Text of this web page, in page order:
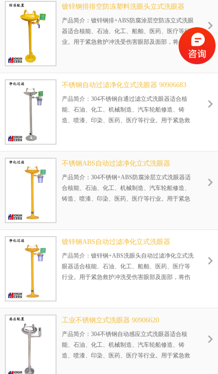
正在使用该产品的部分客户：
北京峰业子公司等等
镀锌钢排排空防冻塑料洗眼头立式洗眼器
90906664-B
产品简介：镀锌钢排+ABS防腐涂层空防冻立式洗眼
器适合核能、石油、化工、船舶、医药、医疗等行
业。用于紧急救护冲洗受伤害眼部及面部，将伤害
减轻，避免二次伤害，其排空防冻装置，保证使用
后洗眼器管道30秒即排空，极其适合寒冷地区安装
使用。
正在使用该产品的部分客户：
龙游县纽基化工有限公司等等
不锈钢自动过滤净化立式洗眼器 90906683
产品简介：304不锈钢自通过滤立式洗眼器适合核
能、石油、化工、机械制造、汽车轮船修造、铸
造、喷漆、印染、医药、医疗等行业。用于紧急救
正在使用该产品的部分客户：
江苏海安石油化工厂、江苏禾本生化有限公司等等
不锈钢ABS自动过滤净化立式洗眼器
90906684
产品简介：304不锈钢+ABS防腐涂层立式洗眼器适
合核能、石油、化工、机械制造、汽车轮船修造、
铸造、喷漆、印染、医药、医疗等行业。用于紧急
正在使用该产品的部分客户：
江苏海安石油化工厂、江苏禾本生化有限公司等等
镀锌钢ABS自动过滤净化立式洗眼器
90906683-B
产品简介：镀锌钢+ABS洗眼头自动过滤净化立式洗
眼器适合核能、石油、化工、船舶、医药、医疗等
行业。用于紧急救护冲洗受伤害眼部及面部，将伤
正在使用该产品的部分客户：
山西新天源、鸿舆印刷（鹤山）有限公司等等
工业不锈钢立式洗眼器 90906620
产品简介：304不锈钢自动感应立式洗眼器适合核
能、石油、化工、机械制造、汽车轮船修造、铸
造、喷漆、印染、医药、医疗等行业。用于紧急救